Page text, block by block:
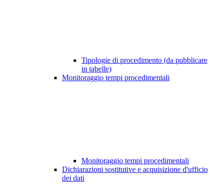
Tipologie di procedimento (da pubblicare
in tabelle)
Monitoraggio tempi procedimentali
Monitoraggio tempi procedimentali
Dichiarazioni sostitutive e acquisizione d'ufficio
dei dati